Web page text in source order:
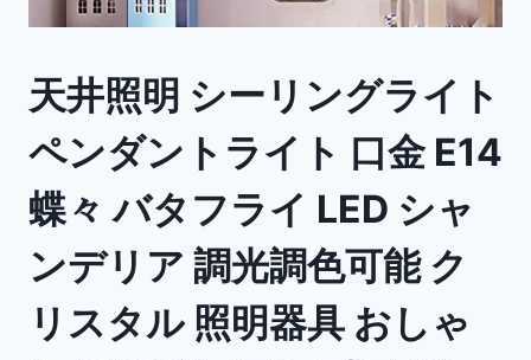
天井照明 シーリングライト
ペンダントライト 口金 E14
蝶々 バタフライ LED シャ
ンデリア 調光調色可能 ク
リスタル 照明器具 おしゃ